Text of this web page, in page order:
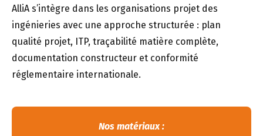
AlliA s’intègre dans les organisations projet des
ingénieries avec une approche structurée : plan
qualité projet, ITP, traçabilité matière complète,
documentation constructeur et conformité
réglementaire internationale.
Nos matériaux :